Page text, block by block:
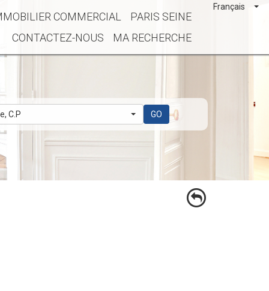
COMMERCIAL
PARIS SEINE
CONTACTEZ-NOUS
MA RECHERCHE
Français
C.P GO